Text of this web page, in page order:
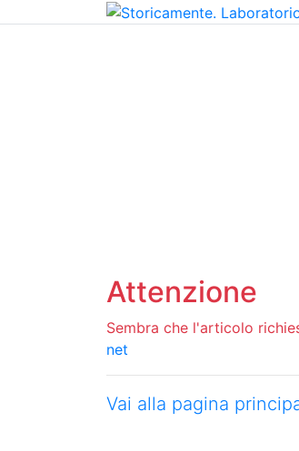
Attenzione
Sembra che l'articolo
net
Vai alla pagina